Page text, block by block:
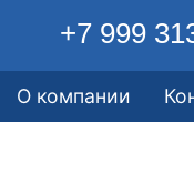
+7 999
О компании